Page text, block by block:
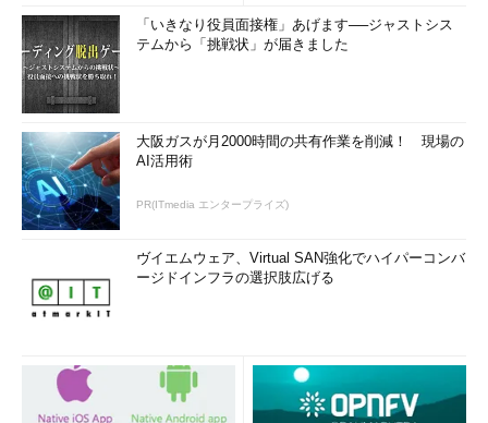
「いきなり役員面接権」あげます──ジャストシス
テムから「挑戦状」が届きました
大阪ガスが月2000時間の共有作業を削減！ 現場の
AI活用術
PR(ITmedia エンタープライズ)
ヴイエムウェア、Virtual SAN強化でハイパーコンバ
ージドインフラの選択肢広げる